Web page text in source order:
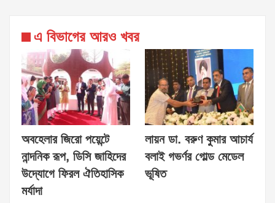
এ বিভাগের আরও খবর
অবহেলার জিরো পয়েন্টে
নান্দনিক রূপ, ডিসি জাহিদের
উদ্যোগে ফিরল ঐতিহাসিক
মর্যাদা
লায়ন ডা. বরুণ কুমার আচার্য
বলাই গভর্ণর গোল্ড মেডেল
ভূষিত